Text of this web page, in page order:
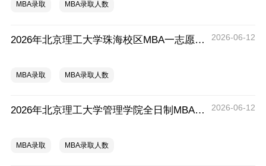
MBA录取 MBA录取人数
2026年北京理工大学珠海校区MBA一志愿拟录取分析解读 2026-06-12
MBA录取 MBA录取人数
2026年北京理工大学管理学院全日制MBA拟录取分析解读 2026-06-12
MBA录取 MBA录取人数